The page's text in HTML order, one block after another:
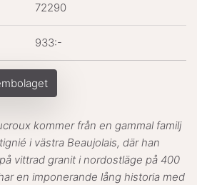
72290
933:-
kommer från en gammal familj
i västra Beaujolais, där han
vittrad granit i nordostläge på 400
en imponerande lång historia med